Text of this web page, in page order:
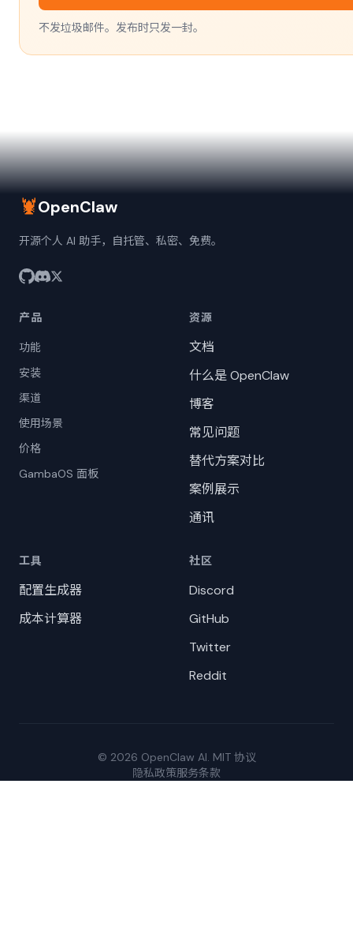
不发垃圾邮件。发布时只发一封。
🦞OpenClaw
开源个人 AI 助手，自托管、私密、免费。
产品
功能
安装
渠道
使用场景
价格
GambaOS 面板
资源
文档
什么是 OpenClaw
博客
常见问题
替代方案对比
案例展示
通讯
工具
配置生成器
成本计算器
社区
Discord
GitHub
Twitter
Reddit
© 2026 OpenClaw AI. MIT 协议
隐私政策服务条款